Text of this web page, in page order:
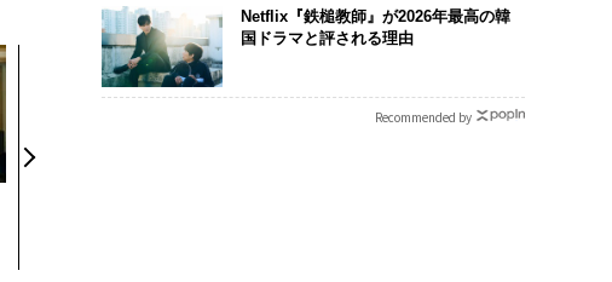
革新は下山で生まれる─
─レクサスが新型TZとE
R」の哲学
年後の価値」をつくる─
─アサインの長期伴走型
継に、経済安
う視点が加
Netflix『鉄槌教師』が2026年最高の韓
国ドラマと評される理由
Recommended by